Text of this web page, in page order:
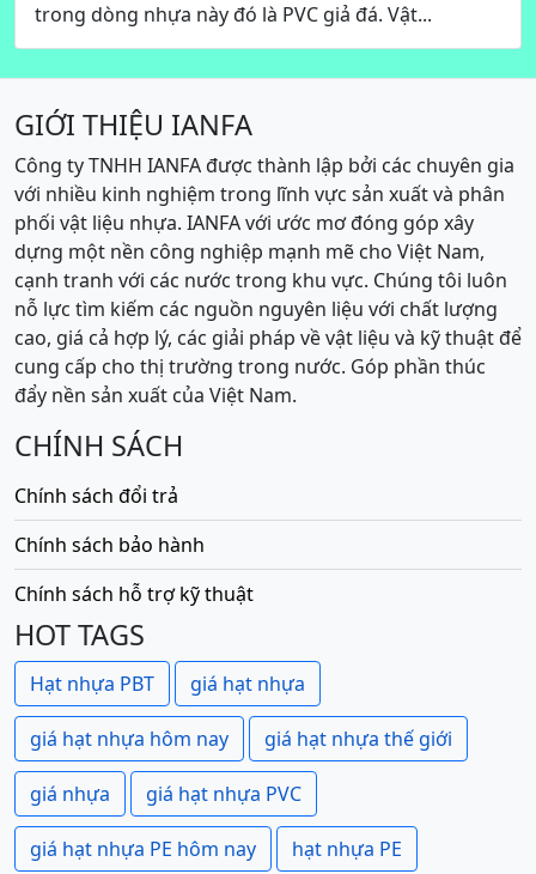
trong dòng nhựa này đó là PVC giả đá. Vật...
GIỚI THIỆU IANFA
Công ty TNHH IANFA được thành lập bởi các chuyên gia
với nhiều kinh nghiệm trong lĩnh vực sản xuất và phân
phối vật liệu nhựa. IANFA với ước mơ đóng góp xây
dựng một nền công nghiệp mạnh mẽ cho Việt Nam,
cạnh tranh với các nước trong khu vực. Chúng tôi luôn
nỗ lực tìm kiếm các nguồn nguyên liệu với chất lượng
cao, giá cả hợp lý, các giải pháp về vật liệu và kỹ thuật để
cung cấp cho thị trường trong nước. Góp phần thúc
đẩy nền sản xuất của Việt Nam.
CHÍNH SÁCH
Chính sách đổi trả
Chính sách bảo hành
Chính sách hỗ trợ kỹ thuật
HOT TAGS
Hạt nhựa PBT giá hạt nhựa
giá hạt nhựa hôm nay giá hạt nhựa thế giới
giá nhựa giá hạt nhựa PVC
giá hạt nhựa PE hôm nay hạt nhựa PE